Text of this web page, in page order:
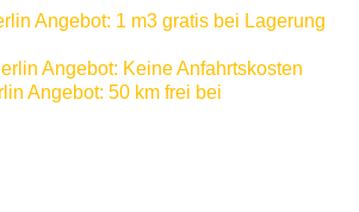
Angebot: 1 m3 gratis bei Lagerung
Angebot: Keine Anfahrtskosten
Angebot: 50 km frei bei